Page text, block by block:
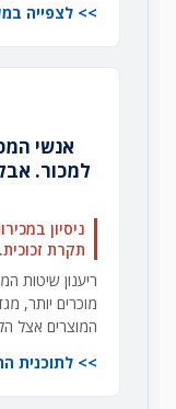
לצפייה
אנשי
למכור.
ניסיון
תקרת זכוכית.
ריענון שיטות
מוכרים יותר,
המוצרים אצל
לתוכנית